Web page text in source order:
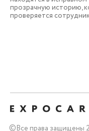
прозрачную историю,
проверяется
©Все права защищены